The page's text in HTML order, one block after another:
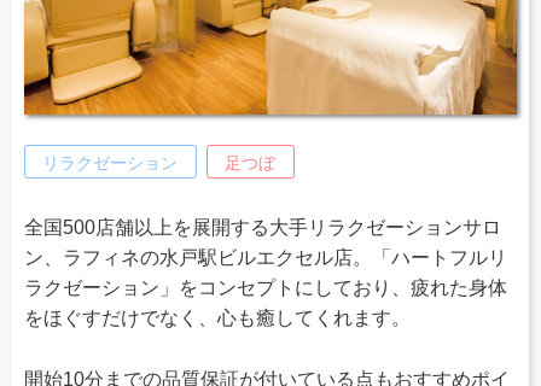
リラクゼーション 足つぼ
全国500店舗以上を展開する大手リラクゼーションサロ
ン、ラフィネの水戸駅ビルエクセル店。「ハートフルリ
ラクゼーション」をコンセプトにしており、疲れた身体
をほぐすだけでなく、心も癒してくれます。
開始10分までの品質保証が付いている点もおすすめポイ